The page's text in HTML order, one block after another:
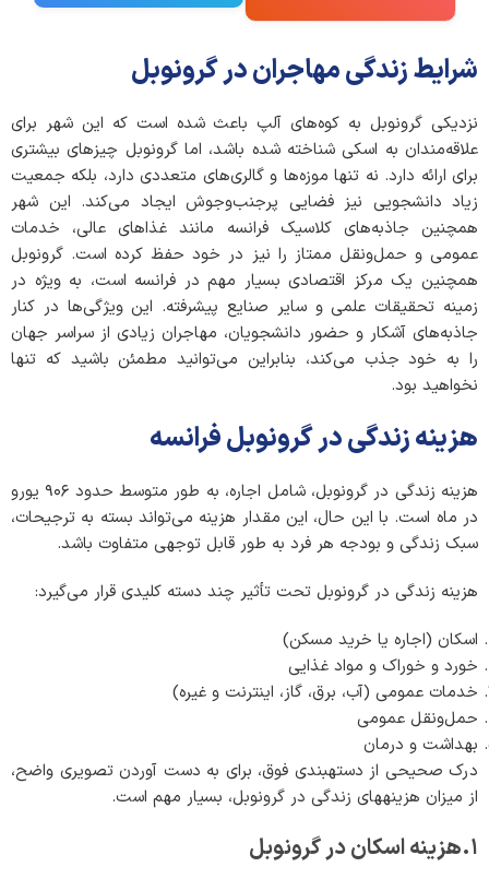
شرایط زندگی مهاجران در گرونوبل
نزدیکی گرونوبل به کوه‌های آلپ باعث شده است که این شهر برای
علاقه‌مندان به اسکی شناخته شده باشد، اما گرونوبل چیزهای بیشتری
برای ارائه دارد. نه تنها موزه‌ها و گالری‌های متعددی دارد، بلکه جمعیت
زیاد دانشجویی نیز فضایی پرجنب‌وجوش ایجاد می‌کند. این شهر
همچنین جاذبه‌های کلاسیک فرانسه مانند غذاهای عالی، خدمات
عمومی و حمل‌ونقل ممتاز را نیز در خود حفظ کرده است. گرونوبل
همچنین یک مرکز اقتصادی بسیار مهم در فرانسه است، به ویژه در
زمینه تحقیقات علمی و سایر صنایع پیشرفته. این ویژگی‌ها در کنار
جاذبه‌های آشکار و حضور دانشجویان، مهاجران زیادی از سراسر جهان
را به خود جذب می‌کند، بنابراین می‌توانید مطمئن باشید که تنها
نخواهید بود.
هزینه زندگی در گرونوبل فرانسه
هزینه زندگی در گرونوبل، شامل اجاره، به طور متوسط حدود ۹۰۶ یورو
در ماه است. با این حال، این مقدار هزینه می‌تواند بسته به ترجیحات،
سبک زندگی و بودجه هر فرد به طور قابل توجهی متفاوت باشد.
هزینه زندگی در گرونوبل تحت تأثیر چند دسته کلیدی قرار می‌گیرد:
اسکان (اجاره یا خرید مسکن)
خورد و خوراک و مواد غذایی
خدمات عمومی (آب، برق، گاز، اینترنت و غیره)
حمل‌ونقل عمومی
بهداشت و درمان
درک صحیحی از دسته­بندی فوق، برای به دست آوردن تصویری واضح،
از میزان هزینه­های زندگی در گرونوبل، بسیار مهم است.
۱.هزینه اسکان در گرونوبل